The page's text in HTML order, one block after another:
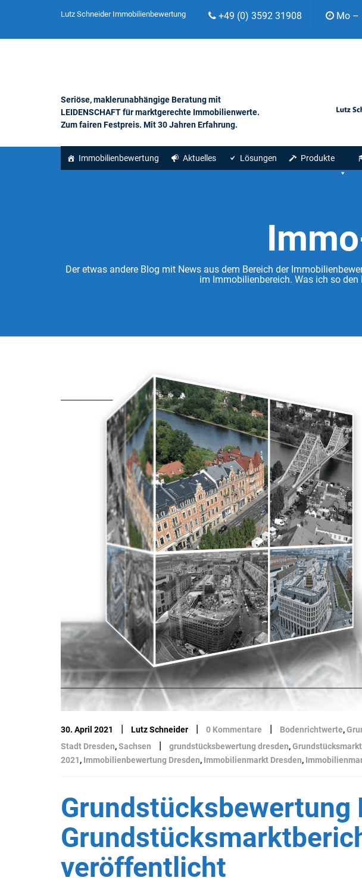
Lutz Schneider Immobilienbewertung +49 (0) 3592 31908 Mo –
Seriöse, maklerunabhängige Beratung mit
LEIDENSCHAFT für marktgerechte Immobilienwerte.
Zum fairen Festpreis. Mit 30 Jahren Erfahrung.
Immobilienbewertung Aktuelles Lösungen Produkte
Der etwas andere Blog mit News aus dem Bereich der
im Immobilienbereich. Was ich so
30. April 2021 | Lutz Schneider | 0 Kommentare | Bodenrichtwerte,
Stadt Dresden,Sachsen | grundstücksbewertung dresden,
2021, Immobilienbewertung Dresden, Immobilienmarkt Dresden,
Grundstücksbewertung
veröffentlicht